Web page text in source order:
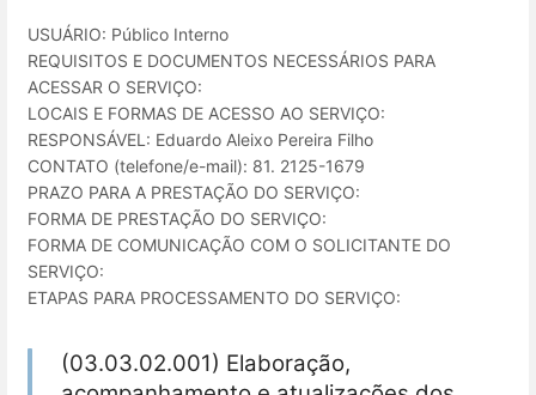
USUÁRIO: Público Interno
REQUISITOS E DOCUMENTOS NECESSÁRIOS PARA
ACESSAR O SERVIÇO:
LOCAIS E FORMAS DE ACESSO AO SERVIÇO:
RESPONSÁVEL: Eduardo Aleixo Pereira Filho
CONTATO (telefone/e-mail): 81. 2125-1679
PRAZO PARA A PRESTAÇÃO DO SERVIÇO:
FORMA DE PRESTAÇÃO DO SERVIÇO:
FORMA DE COMUNICAÇÃO COM O SOLICITANTE DO
SERVIÇO:
ETAPAS PARA PROCESSAMENTO DO SERVIÇO:
(03.03.02.001) Elaboração,